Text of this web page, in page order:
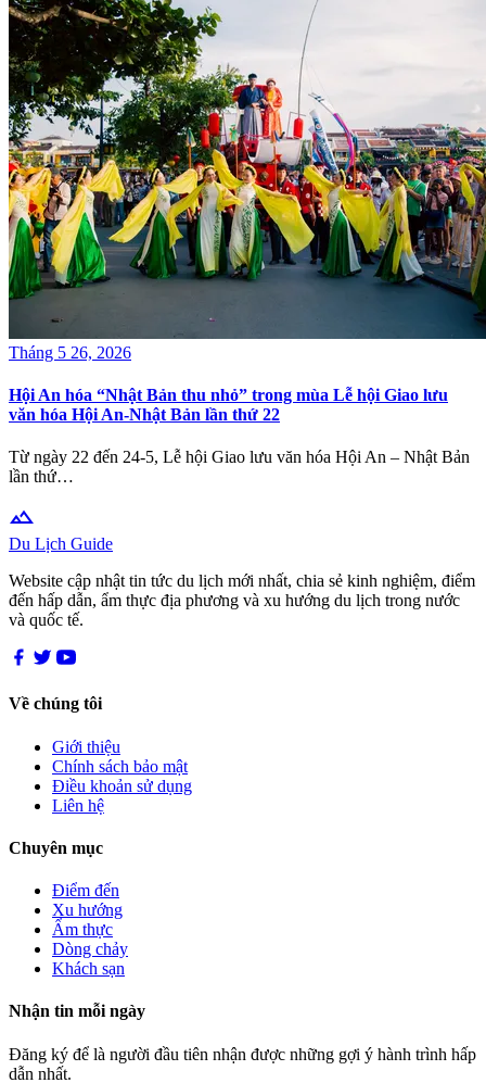
Tháng 5 26, 2026
Hội An hóa “Nhật Bản thu nhỏ” trong mùa Lễ hội Giao lưu
văn hóa Hội An-Nhật Bản lần thứ 22
Từ ngày 22 đến 24-5, Lễ hội Giao lưu văn hóa Hội An – Nhật Bản
lần thứ…
terrain
Du Lịch Guide
Website cập nhật tin tức du lịch mới nhất, chia sẻ kinh nghiệm, điểm
đến hấp dẫn, ẩm thực địa phương và xu hướng du lịch trong nước
và quốc tế.
Về chúng tôi
Giới thiệu
Chính sách bảo mật
Điều khoản sử dụng
Liên hệ
Chuyên mục
Điểm đến
Xu hướng
Ẩm thực
Dòng chảy
Khách sạn
Nhận tin mỗi ngày
Đăng ký để là người đầu tiên nhận được những gợi ý hành trình hấp
dẫn nhất.